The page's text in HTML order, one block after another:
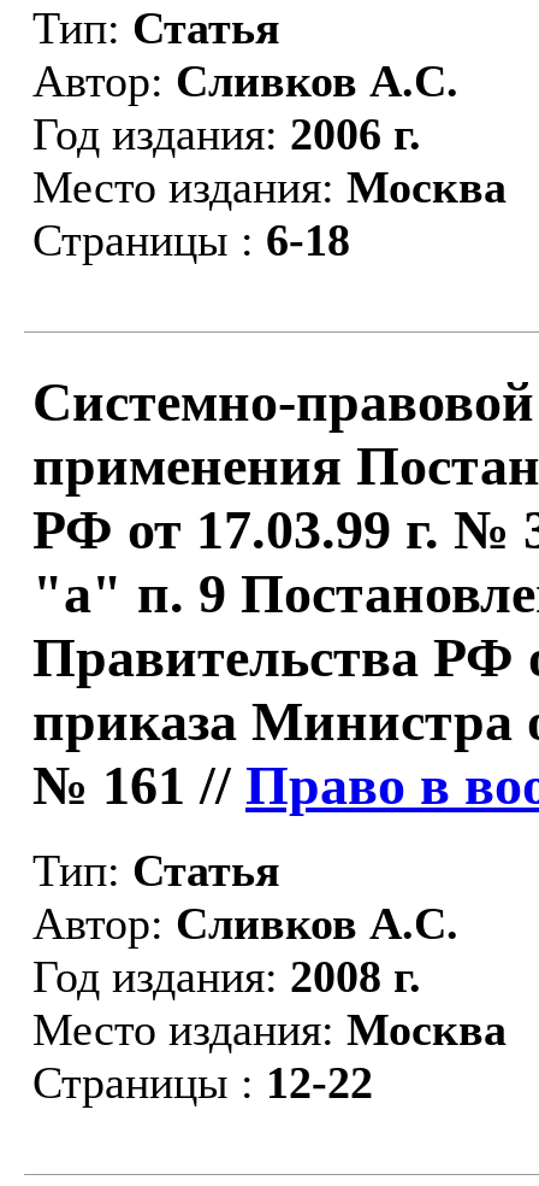
Тип: Статья
Автор: Сливков А.С.
Год издания: 2006 г.
Место издания: Москва
Страницы : 6-18
Системно-
применения
РФ от 17.03.99 г. №
"а" п. 9
Правительства РФ
приказа Министра
№ 161 // Право в
Тип: Статья
Автор: Сливков А.С.
Год издания: 2008 г.
Место издания: Москва
Страницы : 12-22